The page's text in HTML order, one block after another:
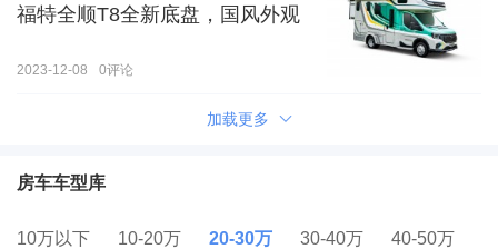
福特全顺T8全新底盘，国风外观
2023-12-08 0评论
加载更多
房车车型库
10万以下 10-20万 20-30万 30-40万 40-50万